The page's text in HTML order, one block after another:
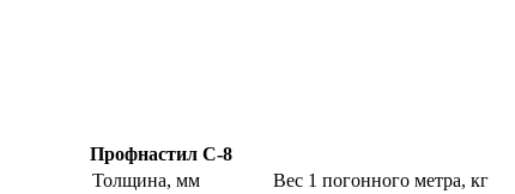
Профнастил С-8
Толщина, мм Вес 1 погонного метра, кг